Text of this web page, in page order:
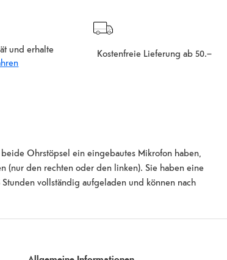
und erhalte
Kostenfreie Lieferung ab 50.–
Ohrstöpsel ein eingebautes Mikrofon haben,
(nur den rechten oder den linken). Sie haben eine
vollständig aufgeladen und können nach
Smartphone oder über die Seite der Ohrstöpsel.
Die Fresh'N Rebel Twins Fuse unterstützen die
Die Kopfhörer nutzen Bluetooth 5.0 und